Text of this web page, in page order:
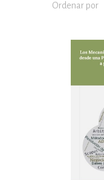
Ordenar por